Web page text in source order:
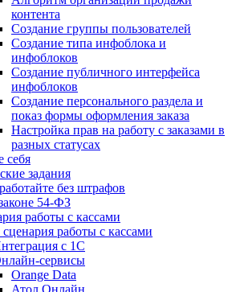
контента
Создание группы пользователей
Создание типа инфоблока и
инфоблоков
Создание публичного интерфейса
инфоблоков
Создание персонального раздела и
показ формы оформления заказа
Настройка прав на работу с заказами в
разных статусах
себя
задания
без штрафов
54-ФЗ
работы с кассами
работы с кассами
с 1С
сервисы
Orange Data
Атол.Онлайн